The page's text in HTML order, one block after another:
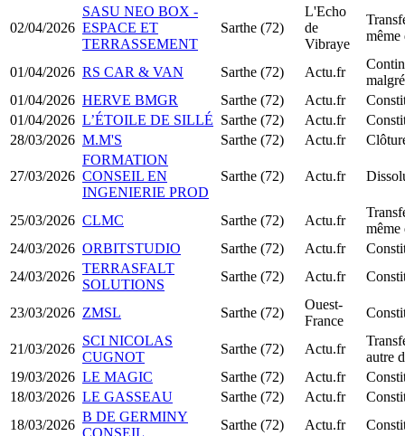
02/04/2026
SASU NEO BOX -
ESPACE ET
TERRASSEMENT
Sarthe (72)
L'Echo
de
Vibraye
même
01/04/2026 RS CAR & VAN Sarthe (72) Actu.fr
01/04/2026 HERVE BMGR Sarthe (72) Actu.fr
01/04/2026 L’ÉTOILE DE SILLÉ Sarthe (72) Actu.fr
28/03/2026 M.M'S Sarthe (72) Actu.fr
27/03/2026
FORMATION
CONSEIL EN
INGENIERIE PROD
Sarthe (72) Actu.fr
25/03/2026 CLMC Sarthe (72) Actu.fr
même
24/03/2026 ORBITSTUDIO Sarthe (72) Actu.fr
24/03/2026
TERRASFALT
SOLUTIONS
Sarthe (72) Actu.fr
23/03/2026 ZMSL Sarthe (72)
Ouest-
France
21/03/2026
SCI NICOLAS
CUGNOT
Sarthe (72) Actu.fr
autre
19/03/2026 LE MAGIC Sarthe (72) Actu.fr
18/03/2026 LE GASSEAU Sarthe (72) Actu.fr
18/03/2026
B DE GERMINY
CONSEIL
Sarthe (72) Actu.fr